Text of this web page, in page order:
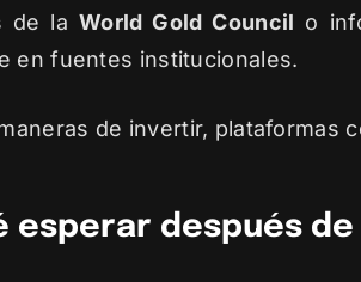
de la World Gold Council o
en fuentes institucionales.
de invertir, plataformas
esperar después